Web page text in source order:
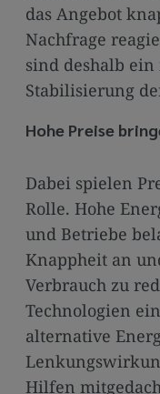
das Angebot
Nachfrage
sind deshalb
Stabilisierung
Hohe Preise
Dabei spielen
Rolle. Hohe
und Betriebe
Knappheit an
Verbrauch zu
Technologien
alternative
Hilfen